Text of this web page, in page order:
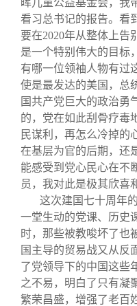
看习总书记的报告。看
要在2020年从整体上告
是一个特别伟大的目标
有哪一位领袖人物有过
使是最发达的美国，总
国共产党巨大的政治勇
的，党在如此刮骨疗毒
民谋利，再怎么冷掉的
在基层为官的后期，还
能感受到党心民心在不
员，我对此是极其欣喜
这次建国七十周年
一堂生动的党课、历史
时，那些被教唆坏了也
国主导的贸易战又从反
了党领导下的中国这些
之不易，明白了只有凝
繁荣昌盛，增强了老百